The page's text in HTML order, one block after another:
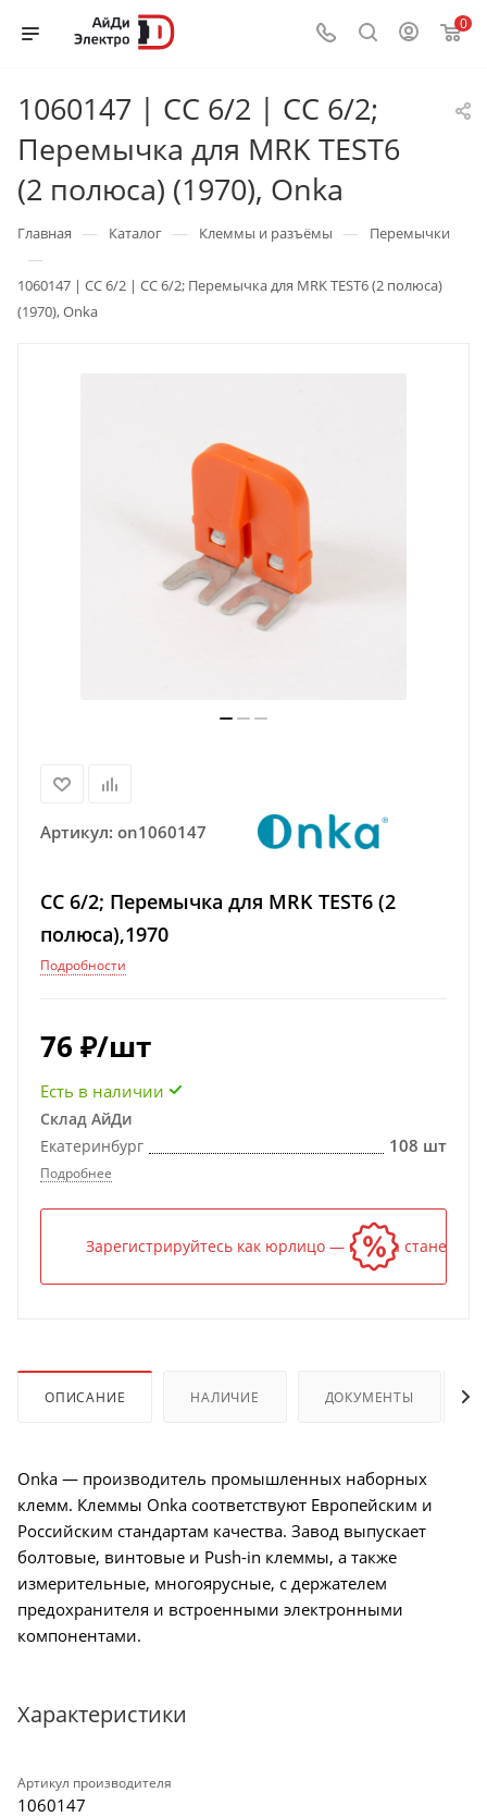
0
1060147 | CC 6/2 | CC 6/2;
Перемычка для MRK TEST6
(2 полюса) (1970), Onka
Главная — Каталог — Клеммы и разъёмы — Перемычки
—
1060147 | CC 6/2 | CC 6/2; Перемычка для MRK TEST6 (2 полюса)
(1970), Onka
Артикул: on1060147
CC 6/2; Перемычка для MRK TEST6 (2
полюса),1970
Подробности
76 ₽/шт
Есть в наличии
Склад АйДи
Екатеринбург
108 шт
Подробнее
Зарегистрируйтесь как юрлицо — и цена станет
ОПИСАНИЕ НАЛИЧИЕ ДОКУМЕНТЫ
Onka — производитель промышленных наборных
клемм. Клеммы Onka соответствуют Европейским и
Российским стандартам качества. Завод выпускает
болтовые, винтовые и Push-in клеммы, а также
измерительные, многоярусные, с держателем
предохранителя и встроенными электронными
компонентами.
Характеристики
Артикул производителя
1060147